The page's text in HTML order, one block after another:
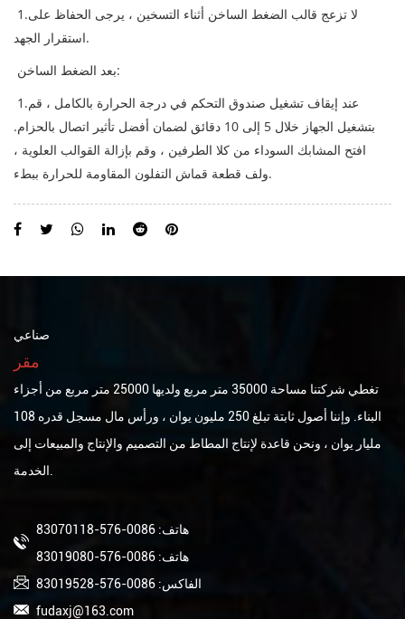
1.لا تزعج قالب الضغط الساخن أثناء التسخين ، يرجى الحفاظ على
استقرار الجهد.
بعد الضغط الساخن:
1.عند إيقاف تشغيل صندوق التحكم في درجة الحرارة بالكامل ، قم
بتشغيل الجهاز خلال 5 إلى 10 دقائق لضمان أفضل تأثير اتصال بالحزام.
افتح المشابك السوداء من كلا الطرفين ، وقم بإزالة القوالب العلوية ،
ولف قطعة قماش التفلون المقاومة للحرارة ببطء.
صناعي
مقر
تغطي شركتنا مساحة 35000 متر مربع ولديها 25000 متر مربع من أجزاء
البناء. وإننا أصول ثابتة تبلغ 250 مليون يوان ، ورأس مال مسجل قدره 108
مليار يوان ، ونحن قاعدة لإنتاج المطاط من التصميم والإنتاج والمبيعات إلى
الخدمة.
هاتف: 0086-576-83070118
هاتف: 0086-576-83019080
الفاكس: 0086-576-83019528
fudaxj@163.com